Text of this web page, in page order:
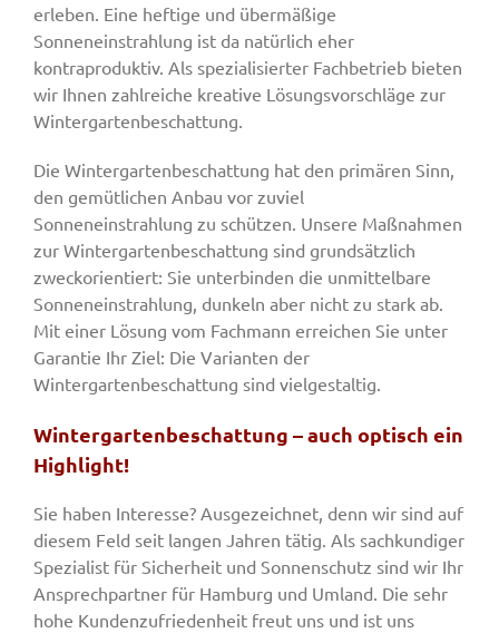
Team
Jobs
Kontakt
erleben. Eine heftige und übermäßige
Sonneneinstrahlung ist da natürlich eher
kontraproduktiv. Als spezialisierter Fachbetrieb bieten
wir Ihnen zahlreiche kreative Lösungsvorschläge zur
Wintergartenbeschattung.
Die Wintergartenbeschattung hat den primären Sinn,
den gemütlichen Anbau vor zuviel
Sonneneinstrahlung zu schützen. Unsere Maßnahmen
zur Wintergartenbeschattung sind grundsätzlich
zweckorientiert: Sie unterbinden die unmittelbare
Sonneneinstrahlung, dunkeln aber nicht zu stark ab.
Mit einer Lösung vom Fachmann erreichen Sie unter
Garantie Ihr Ziel: Die Varianten der
Wintergartenbeschattung sind vielgestaltig.
Wintergartenbeschattung – auch optisch ein
Highlight!
Sie haben Interesse? Ausgezeichnet, denn wir sind auf
diesem Feld seit langen Jahren tätig. Als sachkundiger
Spezialist für Sicherheit und Sonnenschutz sind wir Ihr
Ansprechpartner für Hamburg und Umland. Die sehr
hohe Kundenzufriedenheit freut uns und ist uns